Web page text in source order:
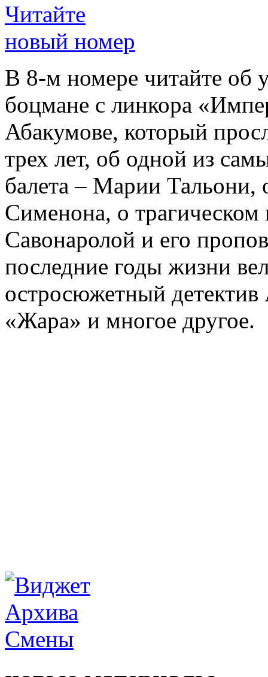
Читайте
новый номер
В 8-м номере читайте об
боцмане с линкора
Абакумове, который
трех лет, об одной из
балета – Марии
Сименона, о трагическом
Савонаролой и его
последние годы жизни
остросюжетный детектив
«Жара» и многое другое.